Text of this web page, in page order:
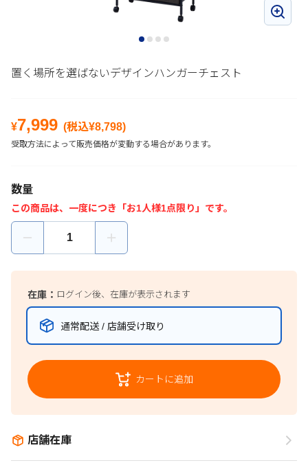
置く場所を選ばないデザインハンガーチェスト
¥7,999 (税込¥8,798)
受取方法によって販売価格が変動する場合があります。
数量
この商品は、一度につき「お1人様1点限り」です。
在庫： ログイン後、在庫が表示されます
通常配送 / 店舗受け取り
カートに追加
店舗在庫